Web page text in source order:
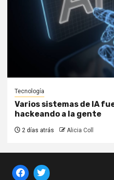
Tecnología
Varios sistemas de IA
hackeando a la gente
2 días atrás Alicia Coll